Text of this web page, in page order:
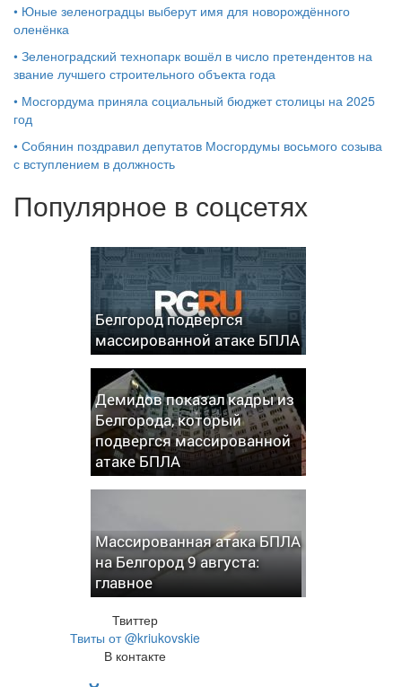
• Юные зеленоградцы выберут имя для новорождённого
оленёнка
• Зеленоградский технопарк вошёл в число претендентов на
звание лучшего строительного объекта года
• Мосгордума приняла социальный бюджет столицы на 2025
год
• Собянин поздравил депутатов Мосгордумы восьмого созыва
с вступлением в должность
Популярное в соцсетях
Белгород подвергся
массированной атаке БПЛА
Демидов показал кадры из
Белгорода, который
подвергся массированной
атаке БПЛА
Массированная атака БПЛА
на Белгород 9 августа:
главное
Твиттер
Твиты от @kriukovskie
В контакте